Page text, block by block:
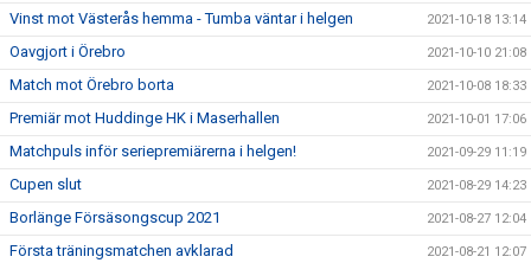
Vinst mot Västerås hemma - Tumba väntar i helgen 2021-10-18 13:14
Oavgjort i Örebro 2021-10-10 21:08
Match mot Örebro borta 2021-10-08 18:33
Premiär mot Huddinge HK i Maserhallen 2021-10-01 17:06
Matchpuls inför seriepremiärerna i helgen! 2021-09-29 11:19
Cupen slut 2021-08-29 14:23
Borlänge Försäsongscup 2021 2021-08-27 12:04
Första träningsmatchen avklarad 2021-08-21 12:07